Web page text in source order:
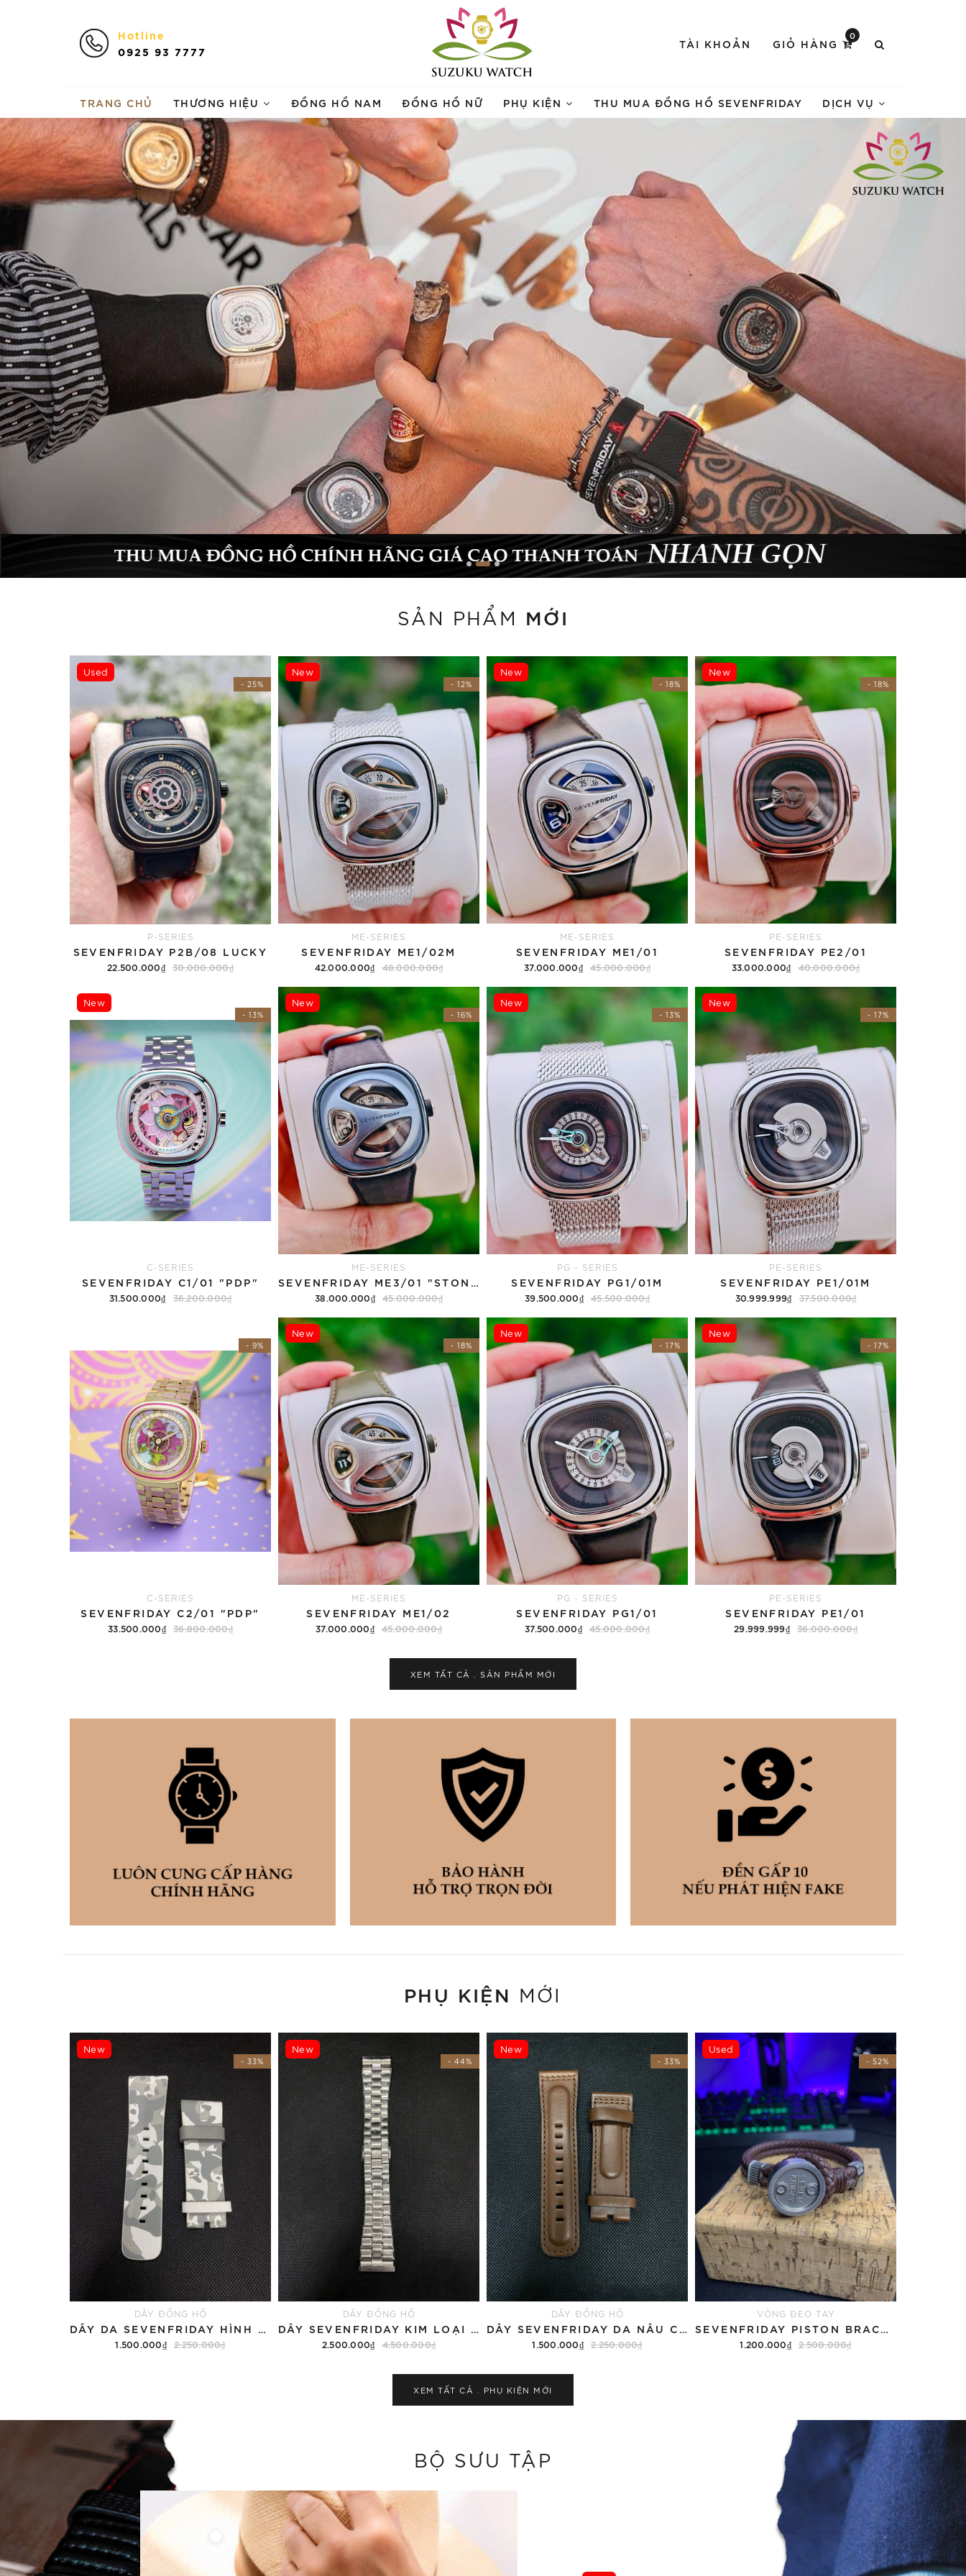
Hotline
0925 93 7777
TÀI KHOẢN GIỎ HÀNG
0
TRANG CHỦ THƯƠNG HIỆU ĐỒNG HỒ NAM ĐỒNG HỒ NỮ PHỤ KIỆN THU MUA ĐỒNG HỒ SEVENFRIDAY DỊCH VỤ
SẢN PHẨM MỚI
- 25%
P-SERIES
SEVENFRIDAY P2B/08 LUCKY
22.500.000₫ 30.000.000₫
Used
- 13%
C-SERIES
SEVENFRIDAY C1/01 "PDP"
31.500.000₫ 36.200.000₫
New
- 9%
C-SERIES
SEVENFRIDAY C2/01 "PDP"
33.500.000₫ 36.800.000₫
- 12%
ME-SERIES
SEVENFRIDAY ME1/02M
42.000.000₫ 48.000.000₫
New
Thêm vào giỏ hàng
- 16%
ME-SERIES
SEVENFRIDAY ME3/01 "STONE BLUE"
38.000.000₫ 45.000.000₫
New
Thêm vào giỏ hàng
- 18%
ME-SERIES
SEVENFRIDAY ME1/02
37.000.000₫ 45.000.000₫
New
- 18%
ME-SERIES
SEVENFRIDAY ME1/01
37.000.000₫ 45.000.000₫
New
Thêm vào giỏ hàng
- 13%
PG - SERIES
SEVENFRIDAY PG1/01M
39.500.000₫ 45.500.000₫
New
Thêm vào giỏ hàng
- 17%
PG - SERIES
SEVENFRIDAY PG1/01
37.500.000₫ 45.000.000₫
New
- 18%
PE-SERIES
SEVENFRIDAY PE2/01
33.000.000₫ 40.000.000₫
New
Thêm vào giỏ hàng
- 17%
PE-SERIES
SEVENFRIDAY PE1/01M
30.999.999₫ 37.500.000₫
New
Thêm vào giỏ hàng
- 17%
PE-SERIES
SEVENFRIDAY PE1/01
29.999.999₫ 36.000.000₫
New
XEM TẤT CẢ . SẢN PHẨM MỚI
PHỤ KIỆN MỚI
- 33%
DÂY ĐỒNG HỒ
DÂY DA SEVENFRIDAY HÌNH GẤU TRÚC
1.500.000₫ 2.250.000₫
New
- 44%
DÂY ĐỒNG HỒ
DÂY SEVENFRIDAY KIM LOẠI MÀU TRẮNG INOX
2.500.000₫ 4.500.000₫
New
- 33%
DÂY ĐỒNG HỒ
DÂY SEVENFRIDAY DA NÂU CHỈ NÂU M2B/01
1.500.000₫ 2.250.000₫
New
- 52%
VÒNG ĐEO TAY
SEVENFRIDAY PISTON BRACELET PST2-01
1.200.000₫ 2.500.000₫
Used
XEM TẤT CẢ . PHỤ KIỆN MỚI
BỘ SƯU TẬP